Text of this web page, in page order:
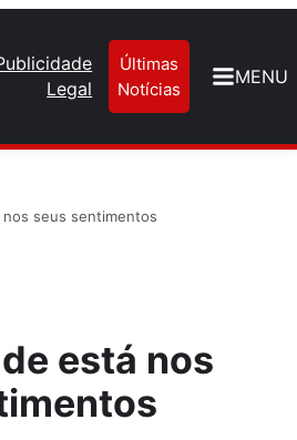
Legal
Últimas
Notícias
MENU
seus sentimentos
está nos